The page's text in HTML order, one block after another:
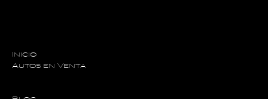
Inicio
Autos en Venta